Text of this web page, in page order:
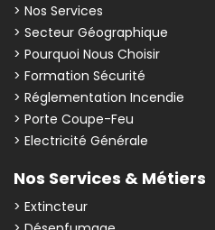
> Nos Services
> Secteur Géographique
> Pourquoi Nous Choisir
> Formation Sécurité
> Réglementation Incendie
> Porte Coupe-Feu
> Electricité Générale
Nos Services & Métiers
> Extincteur